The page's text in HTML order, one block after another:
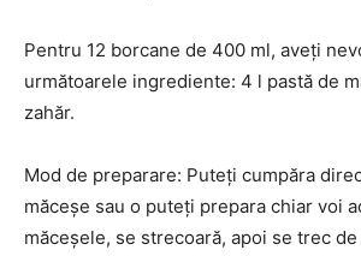
Pentru 12 borcane de 400 ml, aveți
următoarele ingrediente: 4 l pastă de
zahăr.
Mod de preparare: Puteți cumpăra
măceșe sau o puteți prepara chiar voi
măceşele, se strecoară, apoi se trec